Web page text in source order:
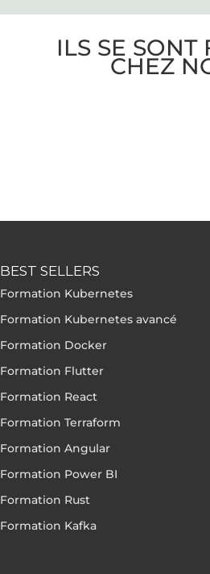
ILS SE SONT
CHEZ
BEST SELLERS
Formation Kubernetes
Formation Kubernetes avancé
Formation Docker
Formation Flutter
Formation React
Formation Terraform
Formation Angular
Formation Power BI
Formation Rust
Formation Kafka